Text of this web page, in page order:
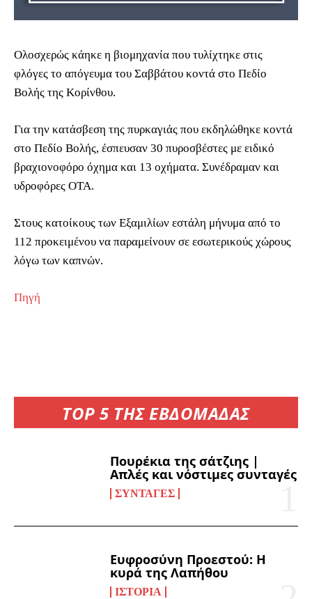
TOP 5 ΤΗΣ ΕΒΔΟΜΑΔΑΣ
Πουρέκια της σάτζιης |
Απλές και νόστιμες συνταγές
ΣΥΝΤΑΓΈΣ
Ευφροσύνη Προεστού: Η
κυρά της Λαπήθου
ΙΣΤΟΡΊΑ
Ολοσχερώς κάηκε η βιομηχανία που τυλίχτηκε στις
φλόγες το απόγευμα του Σαββάτου κοντά στο Πεδίο
Βολής της Κορίνθου.
Για την κατάσβεση της πυρκαγιάς που εκδηλώθηκε κοντά
στο Πεδίο Βολής, έσπευσαν 30 πυροσβέστες με ειδικό
βραχιονοφόρο όχημα και 13 οχήματα. Συνέδραμαν και
υδροφόρες ΟΤΑ.
Στους κατοίκους των Εξαμιλίων εστάλη μήνυμα από το
112 προκειμένου να παραμείνουν σε εσωτερικούς χώρους
λόγω των καπνών.
Πηγή